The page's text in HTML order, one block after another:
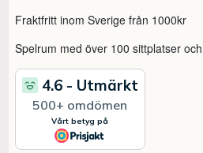
Fraktfritt inom Sverige från 1000kr
Spelrum med över 100 sittplatser